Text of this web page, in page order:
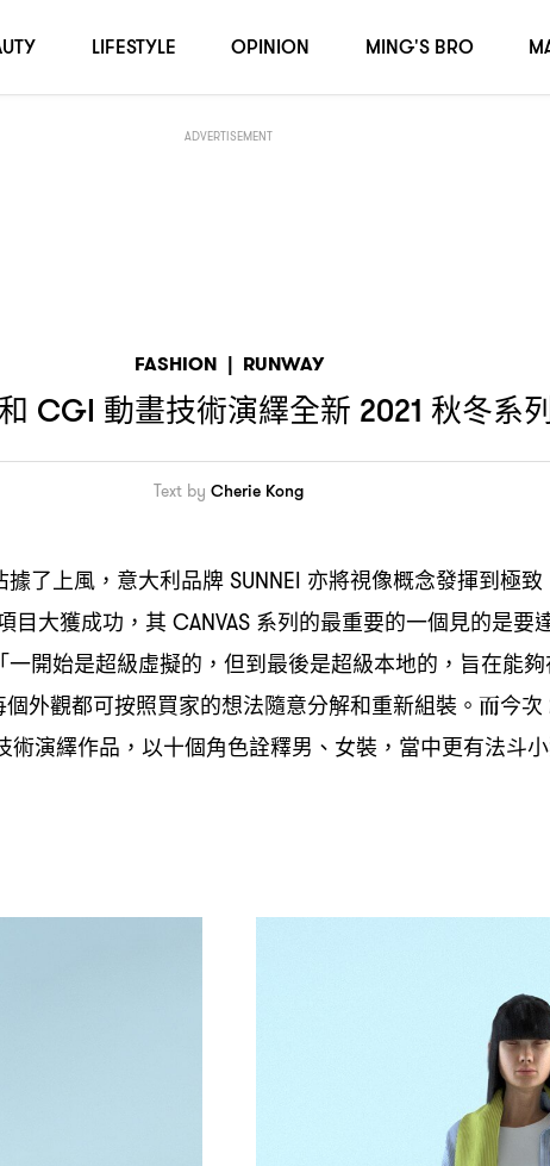
ADVERTISEMENT
FASHION | RUNWAY
和 CGI 動畫技術演繹全新 2021 秋冬系
Text by Cherie Kong
據了上風 ， 意大利品牌 SUNNEI 亦將視像概念發揮到極致
目大獲成功 ， 其 CANVAS 系列的最重要的一個見的是要
開始是超級虛擬的 ， 但到最後是超級本地的 ， 旨在能夠
個外觀都可按照買家的想法隨意分解和重新組裝。而今次
術演繹作品 ， 以十個角色詮釋男、女裝 ， 當中更有法斗
LIFESTYLE OPINION MING'S BRO